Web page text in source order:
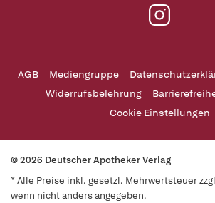
AGB Mediengruppe
Widerrufsbelehrung
Cookie Einstellungen
© 2026 Deutscher Apotheker Verlag
* Alle Preise inkl. gesetzl. Mehrwertsteuer
wenn nicht anders angegeben.